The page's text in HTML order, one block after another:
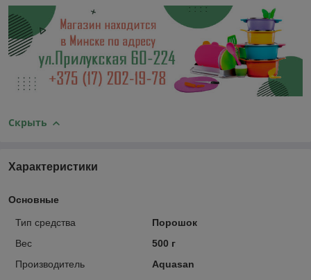
Скрыть
Характеристики
Основные
Тип средства
Порошок
Вес
500 г
Производитель
Aquasan